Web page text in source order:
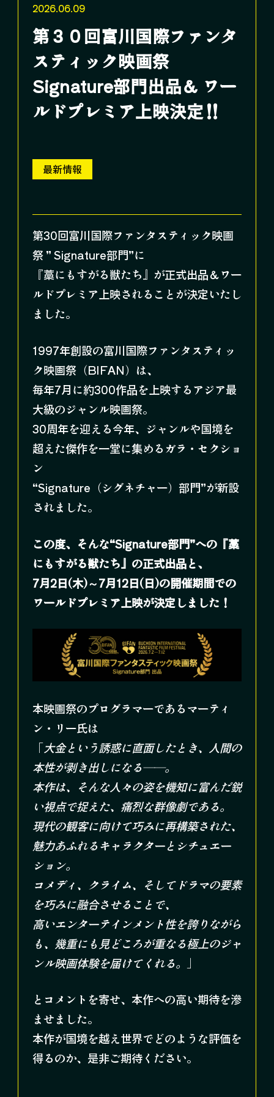
2026.06.09
第３０回富川国際ファンタ
スティック映画祭
Signature部門出品＆ ワー
ルドプレミア上映決定‼
最新情報
第30回富川国際ファンタスティック映画
祭 ” Signature部門”に
『藁にもすがる獣たち』が正式出品＆ワー
ルドプレミア上映されることが決定いたし
ました。
1997年創設の富川国際ファンタスティッ
ク映画祭（BIFAN）は、
毎年7月に約300作品を上映するアジア最
大級のジャンル映画祭。
30周年を迎える今年、ジャンルや国境を
超えた傑作を一堂に集めるガラ・セクショ
ン
“Signature（シグネチャー）部門”が新設
されました。
この度、そんな“Signature部門”への『藁
にもすがる獣たち』の正式出品と、
7月2日(木)～7月12日(日)の開催期間での
ワールドプレミア上映が決定しました！
本映画祭のプログラマーであるマーティ
ン・リー氏は
「大金という誘惑に直面したとき、人間の
本性が剥き出しになる――。
本作は、そんな人々の姿を機知に富んだ鋭
い視点で捉えた、痛烈な群像劇である。
現代の観客に向けて巧みに再構築された、
魅力あふれるキャラクターとシチュエー
ション。
コメディ、クライム、そしてドラマの要素
を巧みに融合させることで、
高いエンターテインメント性を誇りながら
も、幾重にも見どころが重なる極上のジャ
ンル映画体験を届けてくれる。
」
とコメントを寄せ、本作への高い期待を滲
ませました。
本作が国境を越え世界でどのような評価を
得るのか、是非ご期待ください。